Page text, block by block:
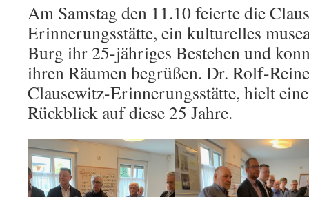
Am Samstag den 11.10 feierte die
Erinnerungsstätte, ein kulturelles
Burg ihr 25-jähriges Bestehen und
ihren Räumen begrüßen. Dr. Rolf-
Clausewitz-Erinnerungsstätte, hielt
Rückblick auf diese 25 Jahre.